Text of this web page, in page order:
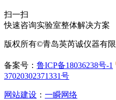
扫一扫
快速咨询实验室整体解决方案
版权所有©青岛英芮诚仪器有限
备案号： 鲁ICP备18036238号-1
37020302371331号
网站建设 ： 一瞬网络